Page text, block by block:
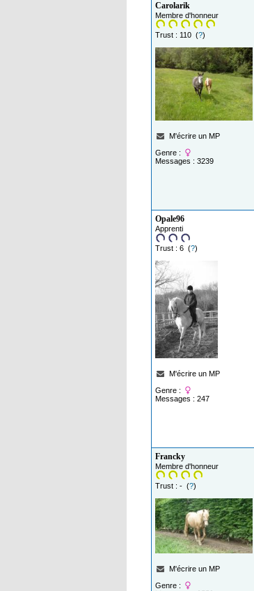
Carolarik
Membre d'honneur
Trust : 110 (?)
M'écrire un MP
Genre :
Messages : 3239
Opale96
Apprenti
Trust : 6 (?)
M'écrire un MP
Genre :
Messages : 247
Francky
Membre d'honneur
Trust : - (?)
M'écrire un MP
Genre :